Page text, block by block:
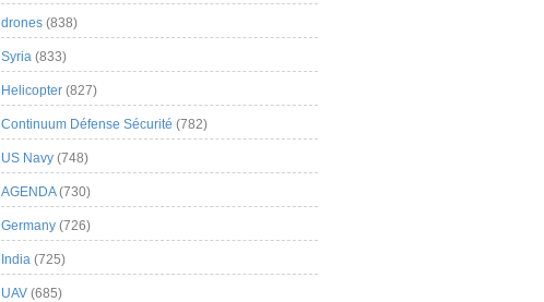
drones (838)
Syria (833)
Helicopter (827)
Continuum Défense Sécurité (782)
US Navy (748)
AGENDA(730)
Germany (726)
India (725)
UAV (685)